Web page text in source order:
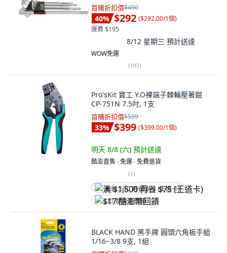
首購折扣價$490
40% $292 ($292.00/1個)
運費 $195
8/12 星期三 預計送達
WOW免運
(103)
Pro'sKit 寶工 Y.O裸端子棘輪壓著鉗
CP-751N 7.5吋, 1支
首購折扣價$599
33% $399 ($399.00/1個)
明天 8/8 (六) 預計送達
酷澎直售 ∙ 免運 ∙ 免費退貨
(1)
满 $1,500 再省 $75 (王道卡)
$17 酷澎幣回饋
BLACK HAND 黑手牌 圓頭六角板手組
1/16~3/8 9支, 1組